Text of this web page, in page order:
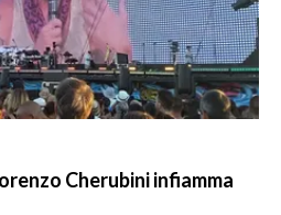
Cherubini infiamma